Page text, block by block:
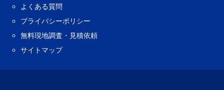
よくある質問
プライバシーポリシー
無料現地調査・見積依頼
サイトマップ